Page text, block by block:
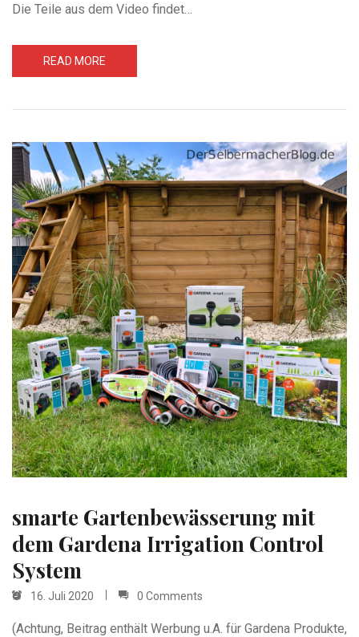
Die Teile aus dem Video findet…
READ MORE
smarte Gartenbewässerung mit
dem Gardena Irrigation Control
System
16. Juli 2020 0 Comments
(Achtung, Beitrag enthält Werbung u.A. für Gardena Produkte,